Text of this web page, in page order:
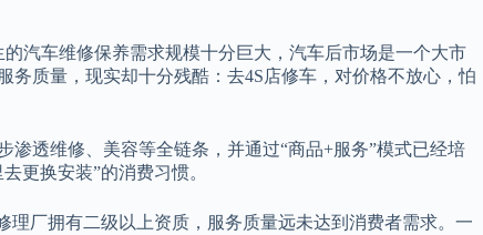
汽车维修保养需求规模十分巨大，汽车后市场是一个大市
质量，现实却十分残酷：去4S店修车，对价格不放心，怕
透维修、美容等全链条，并通过“商品+服务”模式已经培
更换安装”的消费习惯。
理厂拥有二级以上资质，服务质量远未达到消费者需求。一